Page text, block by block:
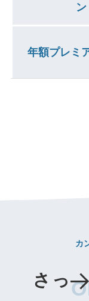
ン
年額プレミ
カ
さっ